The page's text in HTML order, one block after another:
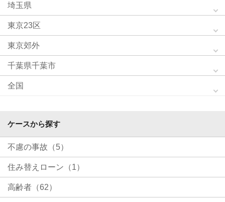
埼玉県
東京23区
東京郊外
千葉県千葉市
全国
ケースから探す
不慮の事故（5）
住み替えローン（1）
高齢者（62）